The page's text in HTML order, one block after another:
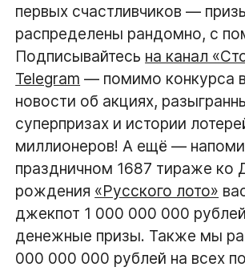
первых счастливчиков —
распределены рандомно, с
Подписывайтесь на канал
Telegram — помимо конкурса
новости об акциях,
суперпризах и истории
миллионеров! А ещё —
праздничном 1687 тираже ко
рождения «Русского лото»
джекпот 1 000 000 000
денежные призы. Также мы
000 000 000 рублей на всех